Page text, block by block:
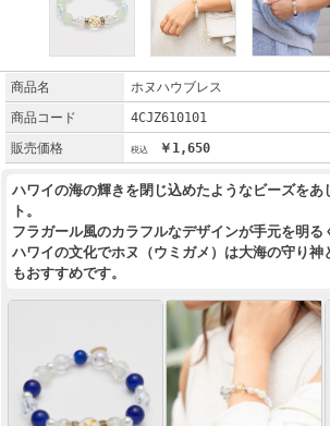
商品名
ホヌハウブレス
商品コード
4CJZ610101
販売価格
￥1,650
ハワイの海の輝きを閉じ込めたようなビーズをあ
ト。
フラガール風のカラフルなデザインが手元を明る
ハワイの文化でホヌ（ウミガメ）は大海の守り神
もおすすめです。